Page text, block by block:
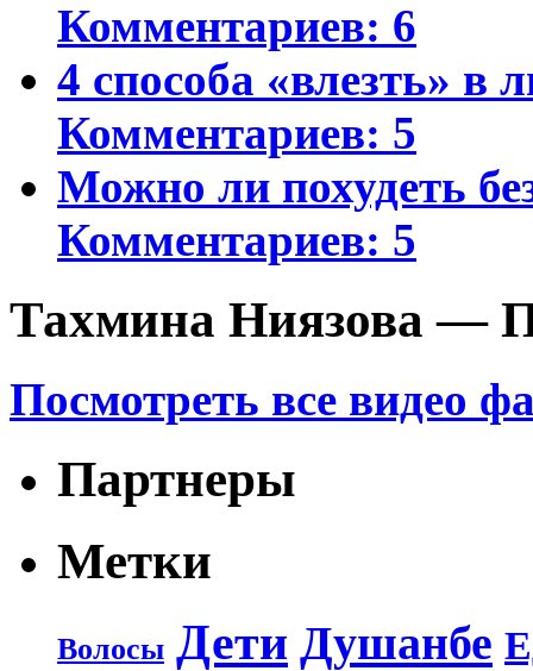
Комментариев: 6
4 способа «влезть» в
Комментариев: 5
Можно ли похудеть
Комментариев: 5
Тахмина Ниязова —
Посмотреть все видео
Партнеры
Метки
Волосы Дети Душанбе